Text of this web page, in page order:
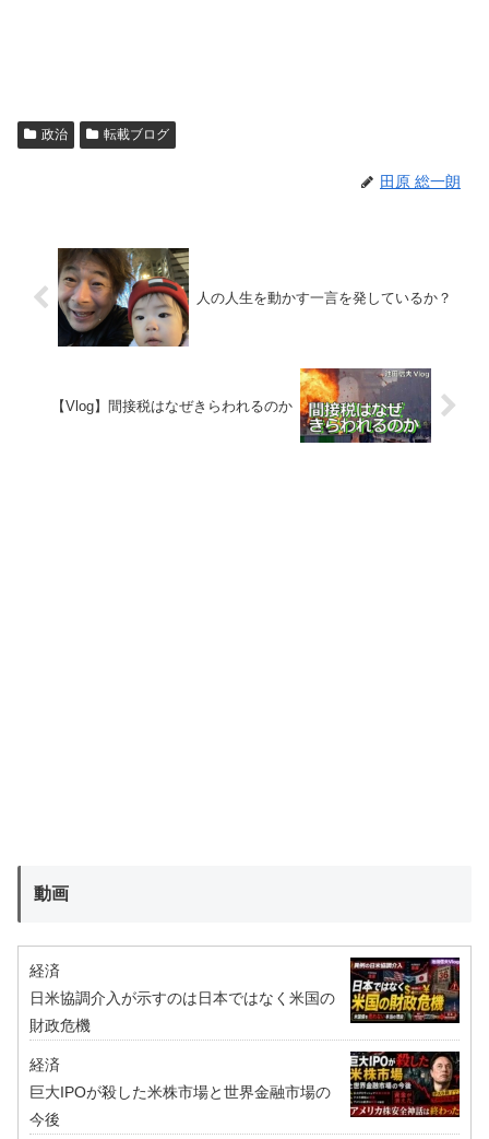
政治 転載ブログ
田原 総一朗
人の人生を動かす一言を発しているか？
【Vlog】間接税はなぜきらわれるのか
動画
経済
日米協調介入が示すのは日本ではなく米国の
財政危機
経済
巨大IPOが殺した米株市場と世界金融市場の
今後